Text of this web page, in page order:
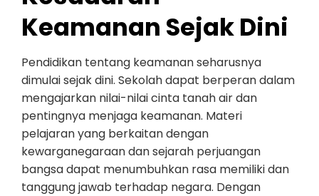
Keamanan Sejak Dini
Pendidikan tentang keamanan seharusnya
dimulai sejak dini. Sekolah dapat berperan dalam
mengajarkan nilai-nilai cinta tanah air dan
pentingnya menjaga keamanan. Materi
pelajaran yang berkaitan dengan
kewarganegaraan dan sejarah perjuangan
bangsa dapat menumbuhkan rasa memiliki dan
tanggung jawab terhadap negara. Dengan